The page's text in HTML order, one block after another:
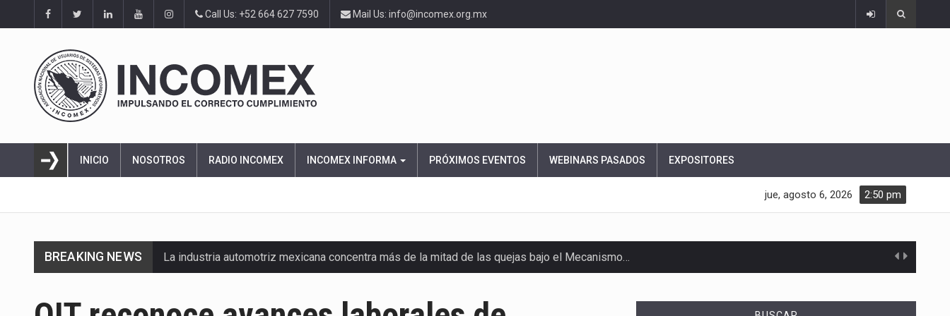
Call Us: +52 664 627 7590 Mail Us: info@incomex.org.mx
INICIO NOSOTROS RADIO INCOMEX INCOMEX INFORMA PRÓXIMOS EVENTOS WEBINARS PASADOS EXPOSITORES
2:50 pm
jue, agosto 6, 2026
BREAKING NEWS La industria automotriz mexicana concentra más de la mitad de las quejas bajo el Mecanismo…